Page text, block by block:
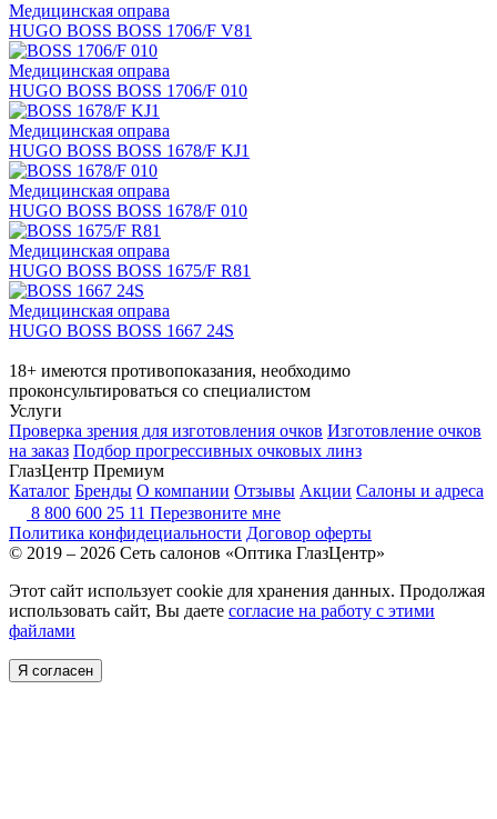
Медицинская оправа
HUGO BOSS BOSS 1706/F V81
Медицинская оправа
HUGO BOSS BOSS 1706/F 010
Медицинская оправа
HUGO BOSS BOSS 1678/F KJ1
Медицинская оправа
HUGO BOSS BOSS 1678/F 010
Медицинская оправа
HUGO BOSS BOSS 1675/F R81
Медицинская оправа
HUGO BOSS BOSS 1667 24S
18+ имеются противопоказания, необходимо
проконсультироваться со специалистом
Услуги
Проверка зрения для изготовления очков Изготовление очков
на заказ Подбор прогрессивных очковых линз
ГлазЦентр Премиум
Каталог Бренды О компании Отзывы Акции Салоны и адреса
8 800 600 25 11 Перезвоните мне
Политика конфидециальности Договор оферты
© 2019 – 2026 Сеть салонов «Оптика ГлазЦентр»
Этот сайт использует cookie для хранения данных. Продолжая
использовать сайт, Вы даете согласие на работу с этими
файлами
Я согласен